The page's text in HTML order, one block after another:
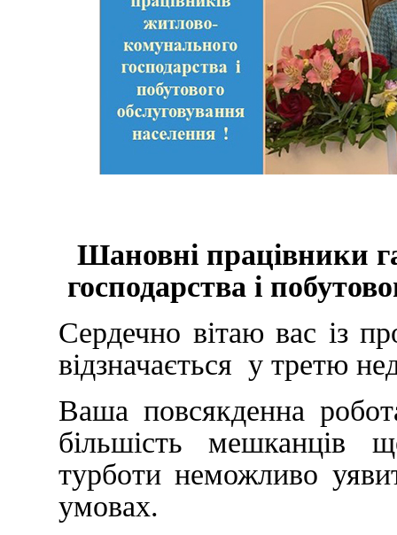
Шановні працівники
господарства і
Сердечно вітаю вас із
відзначається у третю
Ваша повсякденна
більшість мешканців
турботи неможливо
умовах.